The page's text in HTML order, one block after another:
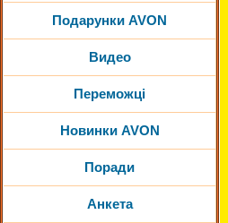
Подарунки AVON
Видео
Переможці
Новинки AVON
Поради
Анкета